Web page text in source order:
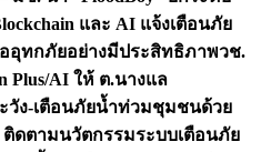
และ AI แจ้งเตือนภัย
อุทกภัยอย่างมีประสิทธิภาพวช.
Plus/AI ให้ ต.นางแล
ะวัง-เตือนภัยน้ำท่วมชุมชนด้วย
ติดตามนวัตกรรมระบบเตือนภัย